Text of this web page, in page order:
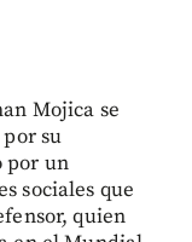
Mojica se
su
por un
sociales que
quien